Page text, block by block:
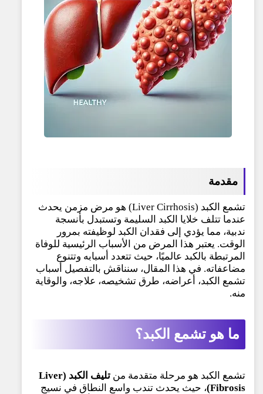
مقدمة
تشمع الكبد (Liver Cirrhosis) هو مرض مزمن يحدث
عندما تتلف خلايا الكبد السليمة وتستبدل بأنسجة
ندبية، مما يؤدي إلى فقدان الكبد لوظيفته بمرور
الوقت. يعتبر هذا المرض من الأسباب الرئيسية للوفاة
المرتبطة بالكبد عالميًا، حيث تتعدد أسبابه وتتنوع
مضاعفاته. في هذا المقال، سنناقش بالتفصيل أسباب
تشمع الكبد، أعراضه، طرق تشخيصه، علاجه، والوقاية
منه.
ما هو تشمع الكبد؟
تشمع الكبد هو مرحلة متقدمة من
تليف الكبد (Liver
Fibrosis) ، حيث يحدث تندب واسع النطاق في نسيج